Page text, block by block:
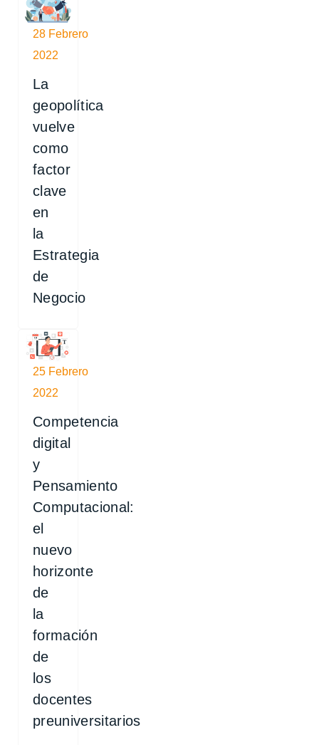
28 Febrero
2022
La
geopolítica
vuelve
como
factor
clave
en
la
Estrategia
de
Negocio
25 Febrero
2022
Competencia
digital
y
Pensamiento
Computacional:
el
nuevo
horizonte
de
la
formación
de
los
docentes
preuniversitarios